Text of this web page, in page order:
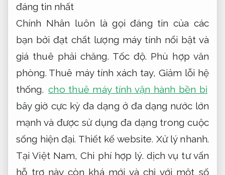
đáng tin nhất
Chính Nhân luôn là gọi đáng tin của các
bạn bởi đạt chất lượng máy tính nổi bật và
giá thuê phải chăng. Tốc độ. Phù hợp văn
phòng. Thuê máy tính xách tay, Giảm lỗi hệ
thống. cho thuê máy tính vận hành bền bỉ
bây giờ cực kỳ đa dạng ở đa dạng nước lớn
mạnh và được sử dụng đa dạng trong cuộc
sống hiện đại. Thiết kế website. Xử lý nhanh.
Tại Việt Nam,Chi phí hợp lý. dịch vụ tư vấn
hỗ trợ này còn khá mới và chỉ với một số